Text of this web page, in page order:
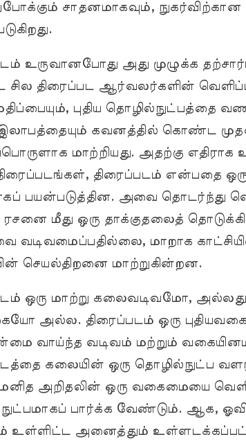
சாதனமாகவும்,
உருவானபோது அது முழுக்க
திரைப்பட ஆர்வலர்களின்
புதிய தொழில்நுட்பத்தை
இலாபத்தையும் கவனத்தில் கொண்ட
மாற்றியது. அதற்கு எதிராக
திரைப்படம் என்பதை
பயன்படுத்தின. அவை தொடர்ந்து
ரசனை மீது ஒரு தாக்குதலைத்
மாறாக
செயல்திறனை மாற்றுகின்றன.
ஒரு மாற்று கலைவடிவமோ,
அல்ல. திரைப்படம் ஒரு
வாய்ந்த வடிவம் மற்றும்
கலையின் ஒரு தொழில்நுட்ப
அறிதலின் ஒரு வகைமையை
பார்க்க வேண்டும். ஆக,
உள்ளிட்ட அனைத்தும்